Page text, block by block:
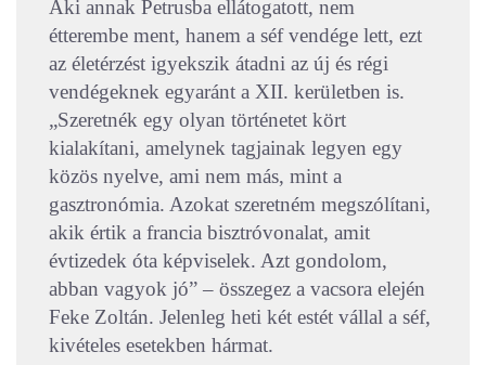
Aki annak Petrusba ellátogatott, nem
étterembe ment, hanem a séf vendége lett, ezt
az életérzést igyekszik átadni az új és régi
vendégeknek egyaránt a XII. kerületben is.
„Szeretnék egy olyan történetet kört
kialakítani, amelynek tagjainak legyen egy
közös nyelve, ami nem más, mint a
gasztronómia. Azokat szeretném megszólítani,
akik értik a francia bisztróvonalat, amit
évtizedek óta képviselek. Azt gondolom,
abban vagyok jó” – összegez a vacsora elején
Feke Zoltán. Jelenleg heti két estét vállal a séf,
kivételes esetekben hármat.